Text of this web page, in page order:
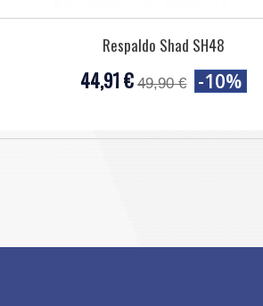
Respaldo Shad SH48
44,91 € 49,90 € -10%